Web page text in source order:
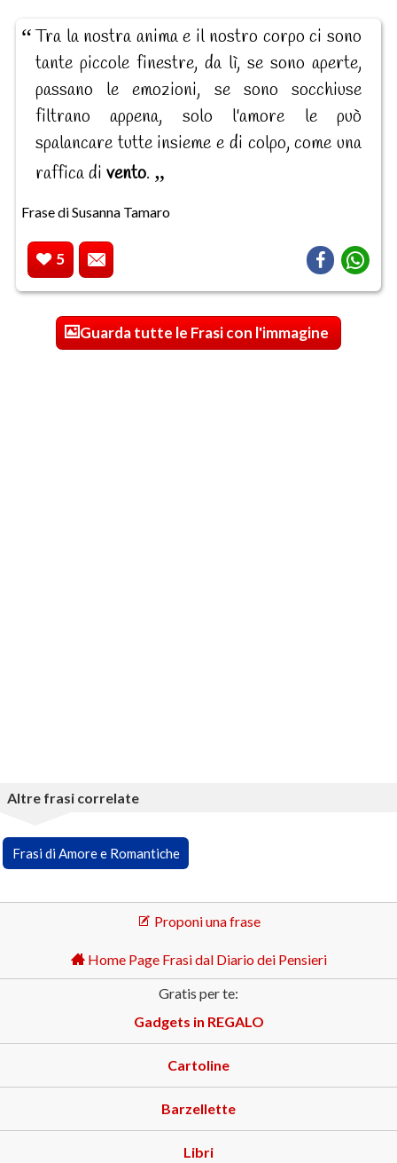
Tra la nostra anima e il nostro corpo ci sono
tante piccole finestre, da lì, se sono aperte,
passano le emozioni, se sono socchiuse
filtrano appena, solo l'amore le può
spalancare tutte insieme e di colpo, come una
raffica di vento.
Frase di Susanna Tamaro
5
Guarda tutte le Frasi con l'immagine
Altre frasi correlate
Frasi di Amore e Romantiche
Proponi una frase
Home Page Frasi dal Diario dei Pensieri
Gratis per te:
Gadgets in REGALO
Cartoline
Barzellette
Libri